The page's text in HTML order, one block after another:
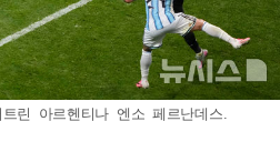
린 아르헨티나 엔소 페르난데스.